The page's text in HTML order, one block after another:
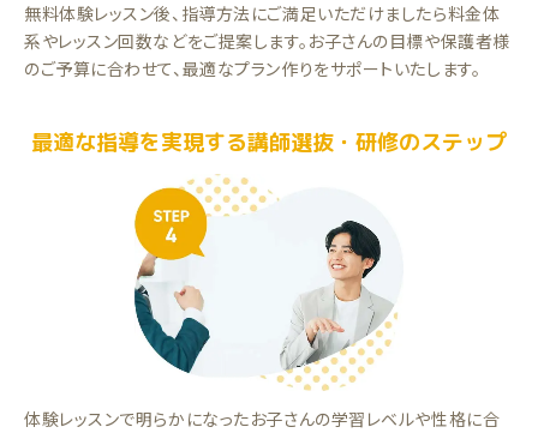
無料体験レッスン後、指導方法にご満足いただけましたら料金体
系やレッスン回数などをご提案します。お子さんの目標や保護者様
のご予算に合わせて、最適なプラン作りをサポートいたします。
最適な指導を実現する講師選抜・研修のステップ
体験レッスンで明らかになったお子さんの学習レベルや性格に合